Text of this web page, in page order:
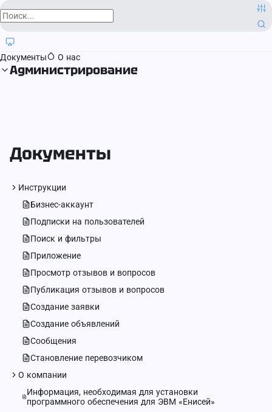
О компании
Контактная информация
Документы
О нас
Администрирование
Документы
Инструкции
Бизнес-аккаунт
Подписки на пользователей
Поиск и фильтры
Приложение
Просмотр отзывов и вопросов
Публикация отзывов и вопросов
Создание заявки
Создание объявлений
Сообщения
Становление перевозчиком
О компании
Информация, необходимая для установки
программного обеспечения для ЭВМ «Енисей»